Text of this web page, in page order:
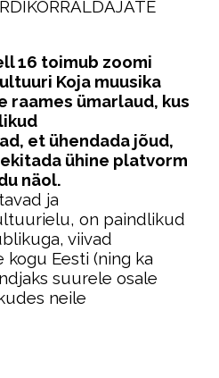
16 toimub zoomi
Koja muusika
raames ümarlaud, kus
et ühendada jõud,
ühine platvorm
näol.
ja
on paindlikud
viivad
Eesti (ning ka
suurele osale
neile